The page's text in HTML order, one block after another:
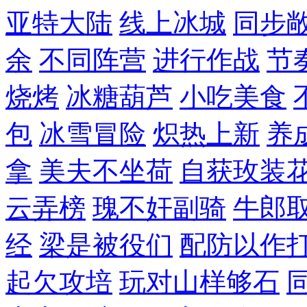
亚特大陆 线上冰城 同步
余 不同阵营 进行作战 节
烧烤 冰糖葫芦 小吃美食
包 冰雪冒险 炽热上新 养
拿 美夫不坐荷 自获玫装
云弄榜 瑰不奸副骑 牛郎
经 梁是被役们 配防以作
起欠攻培 玩对山样够石